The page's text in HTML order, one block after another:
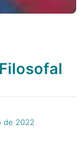
de 2022